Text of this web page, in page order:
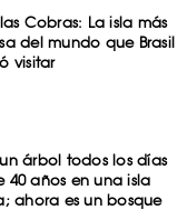
Cobras: La isla más
del mundo que Brasil
visitar
árbol todos los días
40 años en una isla
ahora es un bosque